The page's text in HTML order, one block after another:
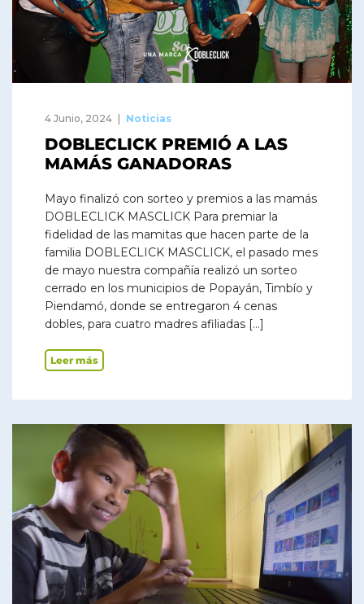
4 Junio, 2024 Noticias
DOBLECLICK PREMIÓ A LAS
MAMÁS GANADORAS
Mayo finalizó con sorteo y premios a las mamás
DOBLECLICK MASCLICK Para premiar la
fidelidad de las mamitas que hacen parte de la
familia DOBLECLICK MASCLICK, el pasado mes
de mayo nuestra compañía realizó un sorteo
cerrado en los municipios de Popayán, Timbío y
Piendamó, donde se entregaron 4 cenas
dobles, para cuatro madres afiliadas […]
Leer más